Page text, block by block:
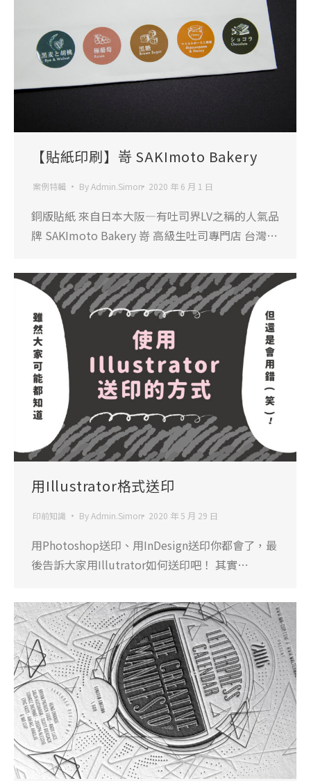
【貼紙印刷】嵜 SAKImoto Bakery
案例特輯 ByAdmin.Simon 2020 年 6 月 1 日
銅版貼紙 來自日本大阪—有吐司界LV之稱的人氣品
牌 SAKImoto Bakery 嵜 高級生吐司專門店 台灣…
用Illustrator格式送印
印前知識 ByAdmin.Simon 2020 年 5 月 29 日
用Photoshop送印、用InDesign送印你都會了，最
後告訴大家用Illutrator如何送印吧！ 其實…